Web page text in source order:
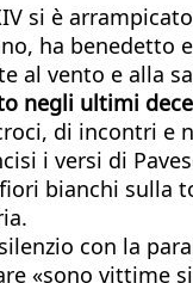
si è
ha benedetto
al vento e alla
negli ultimi
di incontri e
i versi di
bianchi sulla
con la
«sono vittime